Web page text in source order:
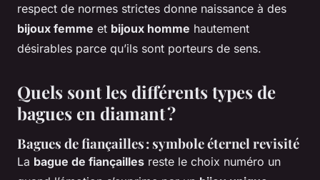
respect de normes strictes donne naissance à des
bijoux femme et bijoux homme hautement
désirables parce qu’ils sont porteurs de sens.
Quels sont les différents types de
bagues en diamant ?
Bagues de fiançailles : symbole éternel revisité
La bague de fiançailles reste le choix numéro un